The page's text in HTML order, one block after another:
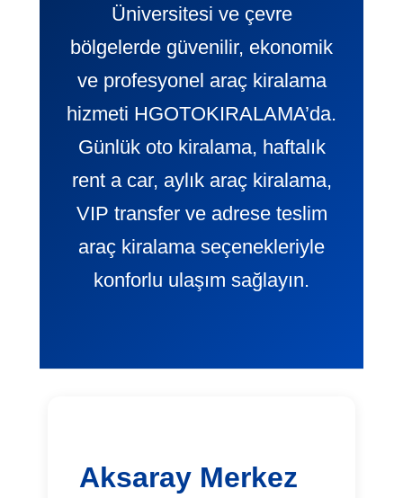
Üniversitesi ve çevre
bölgelerde güvenilir, ekonomik
ve profesyonel araç kiralama
hizmeti HGOTOKIRALAMA’da.
Günlük oto kiralama, haftalık
rent a car, aylık araç kiralama,
VIP transfer ve adrese teslim
araç kiralama seçenekleriyle
konforlu ulaşım sağlayın.
Aksaray Merkez